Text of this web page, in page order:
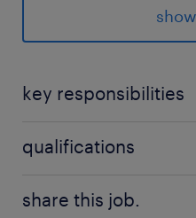
key responsibilities
medewerkers en
85% van je werktijd
qualifications
teamleader of een
share this job.